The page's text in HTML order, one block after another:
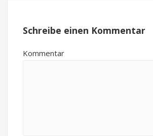
Schreibe einen Kommentar
Kommentar